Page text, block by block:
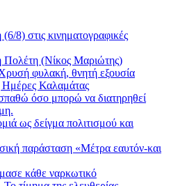
8) στις κινηματογραφικές
Πολέτη (Νίκος Μαριώτης)
φυλακή, θνητή εξουσία
Ημέρες Καλαμάτας
όσο μπορώ να διατηρηθεί
ως δείγμα πολιτισμού και
παράσταση «Μέτρα εαυτόν-και
κάθε ναρκωτικό